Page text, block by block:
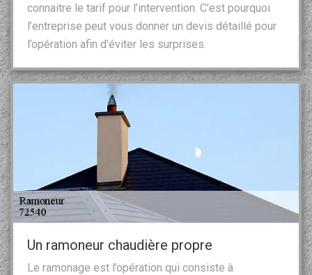
connaitre le tarif pour l’intervention. C’est pourquoi
l’entreprise peut vous donner un devis détaillé pour
l’opération afin d’éviter les surprises.
Un ramoneur chaudière propre
Le ramonage est l’opération qui consiste à